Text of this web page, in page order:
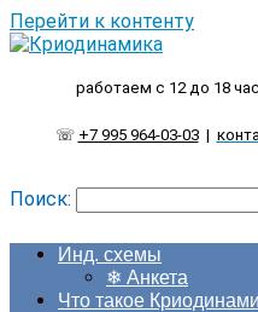
Перейти к контенту
работаем с 12 до 18
☏ +7 995 964-03-03|
Поиск:
Инд. схемы
❄ Анкета
Что такое